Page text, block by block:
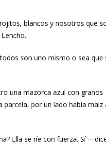
blancos y nosotros que
son uno mismo o sea que
una mazorca azul con granos
parcela, por un lado había maíz
Ella se ríe con fuerza. Sí